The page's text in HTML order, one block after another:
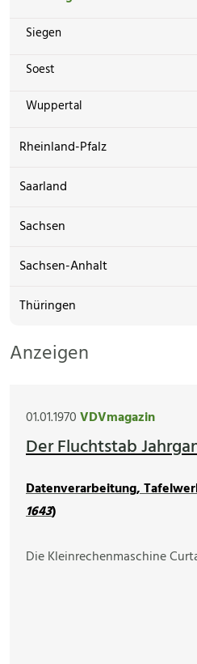
Siegen
Soest
Wuppertal
Rheinland-Pfalz
Saarland
Sachsen
Sachsen-Anhalt
Thüringen
Anzeigen
01.01.1970VDVmagazin
Der Fluchtstab
Datenverarbeitung,
1643)
Die Kleinrechenmaschine